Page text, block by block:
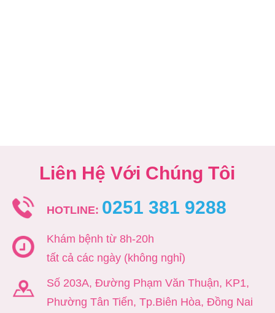
Liên Hệ Với Chúng Tôi
HOTLINE: 0251 381 9288
Khám bệnh từ 8h-20h
tất cả các ngày (không nghỉ)
Số 203A, Đường Phạm Văn Thuận, KP1,
Phường Tân Tiến, Tp.Biên Hòa, Đồng Nai